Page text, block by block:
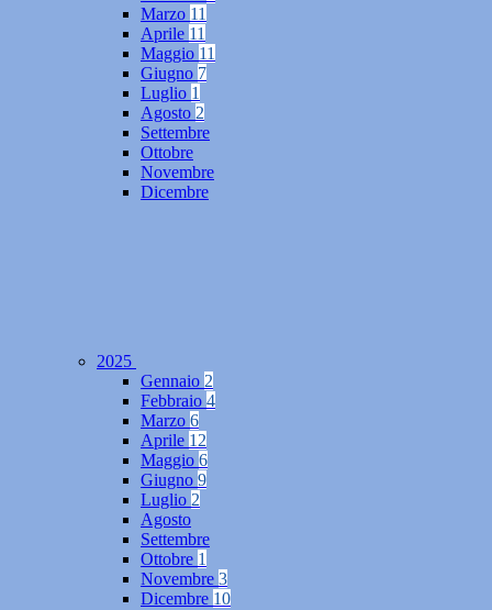
Marzo 11
Aprile 11
Maggio 11
Giugno 7
Luglio 1
Agosto 2
Settembre
Ottobre
Novembre
Dicembre
2025
Gennaio 2
Febbraio 4
Marzo 6
Aprile 12
Maggio 6
Giugno 9
Luglio 2
Agosto
Settembre
Ottobre 1
Novembre 3
Dicembre 10